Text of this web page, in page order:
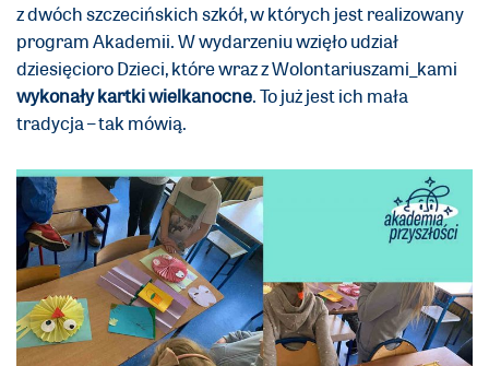
z dwóch szczecińskich szkół, w których jest realizowany
program Akademii. W wydarzeniu wzięło udział
dziesięcioro Dzieci, które wraz z Wolontariuszami_kami
wykonały kartki wielkanocne. To już jest ich mała
tradycja – tak mówią.